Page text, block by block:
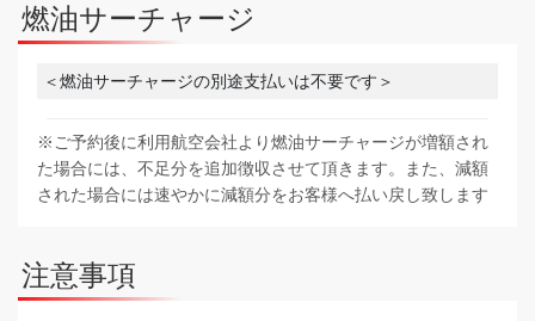
燃油サーチャージ
＜燃油サーチャージの別途支払いは不要です＞
※ご予約後に利用航空会社より燃油サーチャージが増額され
た場合には、不足分を追加徴収させて頂きます。また、減額
された場合には速やかに減額分をお客様へ払い戻し致します
注意事項